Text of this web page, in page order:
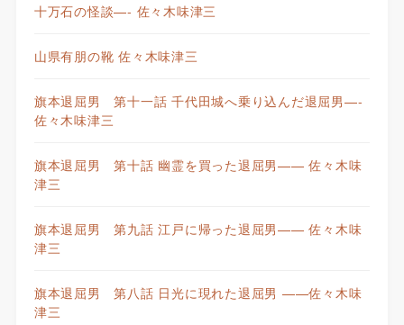
十万石の怪談—- 佐々木味津三
山県有朋の靴 佐々木味津三
旗本退屈男 第十一話 千代田城へ乗り込んだ退屈男—-
佐々木味津三
旗本退屈男 第十話 幽霊を買った退屈男—— 佐々木味
津三
旗本退屈男 第九話 江戸に帰った退屈男—— 佐々木味
津三
旗本退屈男 第八話 日光に現れた退屈男 ——佐々木味
津三